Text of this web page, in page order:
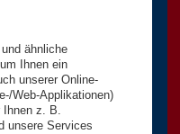
ähnliche
Ihnen ein
unserer Online-
Web-Applikationen)
Ihnen z. B.
unsere Services